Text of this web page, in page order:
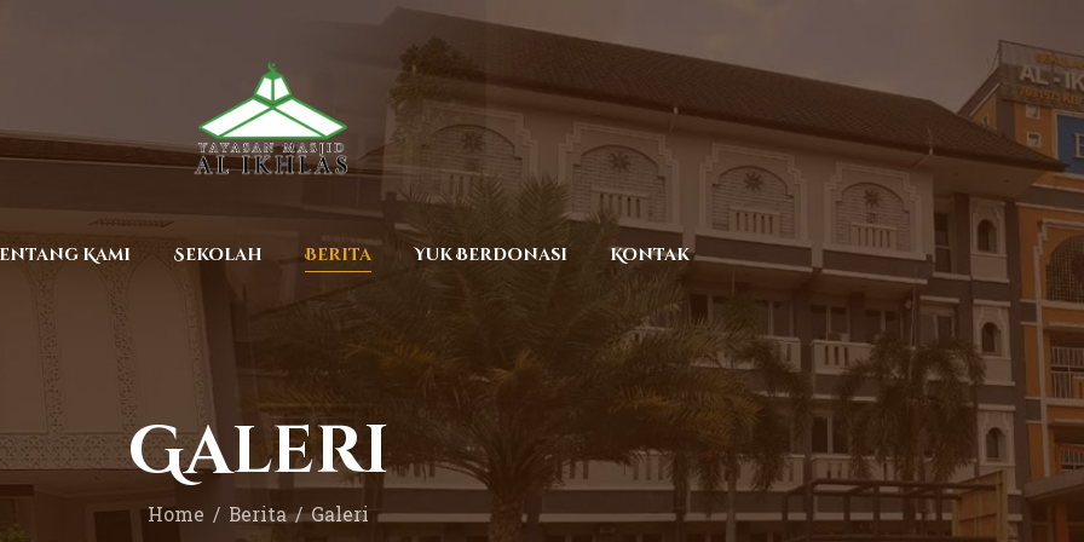
Kami Sekolah Berita Yuk Berdonasi Kontak
Galeri
Home Berita Galeri
Tentang Kami
Sekolah
Yuk Berdonasi